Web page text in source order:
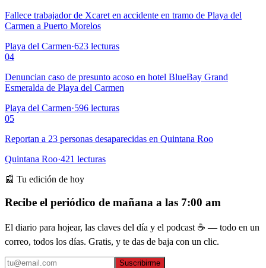
Fallece trabajador de Xcaret en accidente en tramo de Playa del
Carmen a Puerto Morelos
Playa del Carmen·623 lecturas
04
Denuncian caso de presunto acoso en hotel BlueBay Grand
Esmeralda de Playa del Carmen
Playa del Carmen·596 lecturas
05
Reportan a 23 personas desaparecidas en Quintana Roo
Quintana Roo·421 lecturas
📰 Tu edición de hoy
Recibe el periódico de mañana a las 7:00 am
El diario para hojear, las claves del día y el podcast ☕ — todo en un
correo, todos los días. Gratis, y te das de baja con un clic.
Suscribirme